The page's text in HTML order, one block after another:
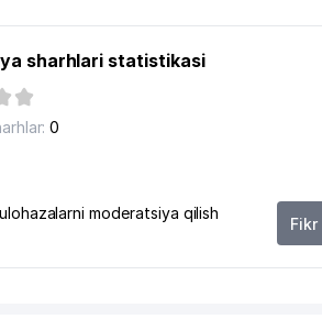
sharhlari statistikasi
0
moderatsiya qilish